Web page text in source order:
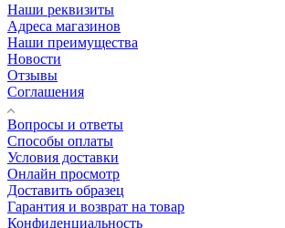
Наши реквизиты
Адреса магазинов
Наши преимущества
Новости
Отзывы
Соглашения
Вопросы и ответы
Способы оплаты
Условия доставки
Онлайн просмотр
Доставить образец
Гарантия и возврат на товар
Конфиденциальность